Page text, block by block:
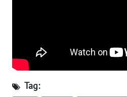
Tag:
WN
KALBAR